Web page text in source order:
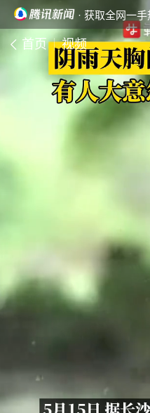
· 获取全网一手
首页 视频